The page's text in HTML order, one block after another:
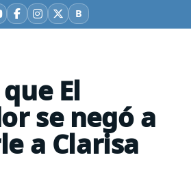
Facebook
Instagram
X BBluesky
El
se negó a
a Clarisa